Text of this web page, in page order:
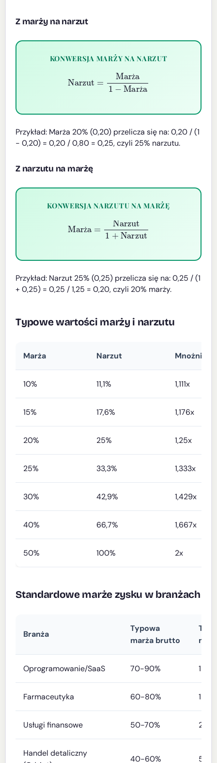
Z marży na narzut
KONWERSJA MARŻY NA NARZUT
ż
ż
Marża1−Marża
Przykład: Marża 20% (0,20) przelicza się na: 0,20 / (1
- 0,20) = 0,20 / 0,80 = 0,25, czyli 25% narzutu.
Z narzutu na marżę
KONWERSJA NARZUTU NA MARŻĘ
ż
Narzut1+Narzut
Przykład: Narzut 25% (0,25) przelicza się na: 0,25 / (1
+ 0,25) = 0,25 / 1,25 = 0,20, czyli 20% marży.
Typowe wartości marży i narzutu
Marża Narzut Mnożnik
10% 11,1% 1,111x
15% 17,6% 1,176x
20% 25% 1,25x
25% 33,3% 1,333x
30% 42,9% 1,429x
40% 66,7% 1,667x
50% 100% 2x
Standardowe marże zysku w branżach
Branża
Typowa
marża brutto
Oprogramowanie/SaaS 70-90% 15-
Farmaceutyka 60-80% 15-
Usługi finansowe 50-70% 20-
Handel detaliczny
40-60% 5-